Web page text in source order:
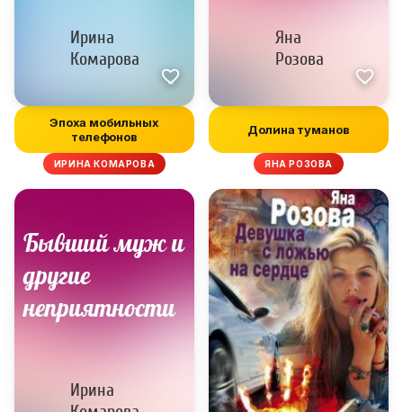
Эпоха мобильных
телефонов
ИРИНА КОМАРОВА
Долина туманов
ЯНА РОЗОВА